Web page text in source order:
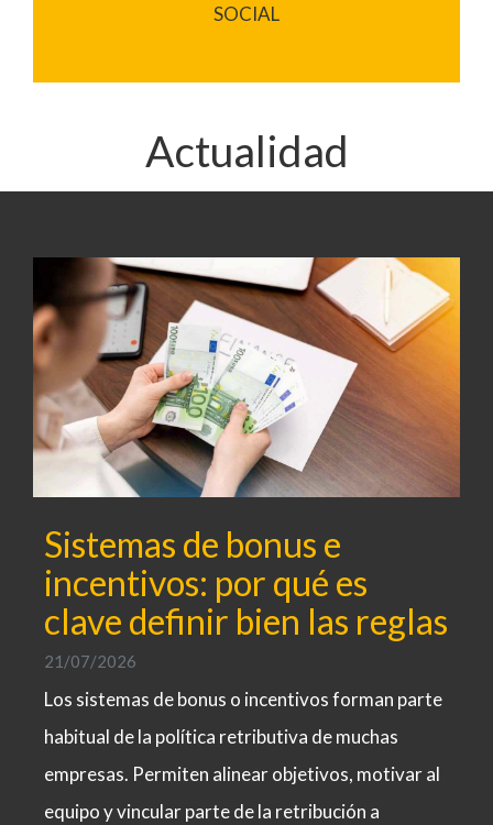
SOCIAL
Actualidad
Sistemas de bonus e
incentivos: por qué es
clave definir bien las reglas
21/07/2026
Los sistemas de bonus o incentivos forman parte
habitual de la política retributiva de muchas
empresas. Permiten alinear objetivos, motivar al
equipo y vincular parte de la retribución a